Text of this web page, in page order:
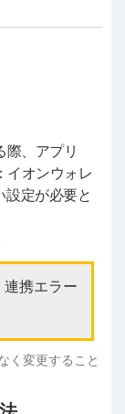
際、アプリ
イオンウォレ
設定が必要と
連携エラー
く変更すること